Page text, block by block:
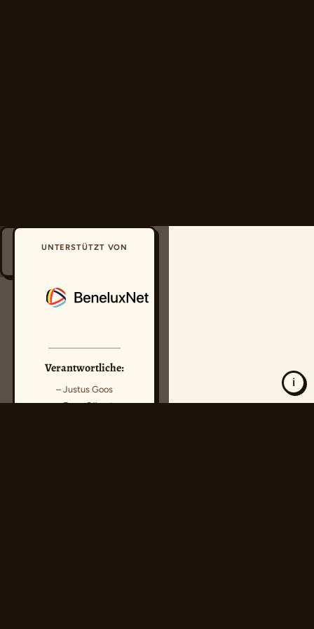
← Zurück
ReiseUNTERSTÜTZT VON
Verantwortliche:
Justus Goos
Enno Gövert
ℹ